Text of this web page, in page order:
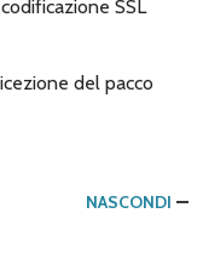
SSL
del pacco
NASCONDI